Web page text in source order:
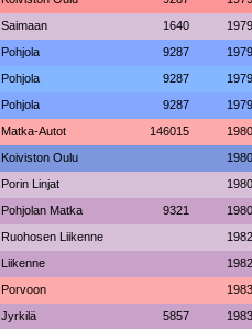
Saimaan 1640 1979
Pohjola 9287 1979
Pohjola 9287 1979
Pohjola 9287 1979
Matka-Autot 146015 1980
Koiviston Oulu 1980
Porin Linjat 1980
Pohjolan Matka 9321 1980
Ruohosen Liikenne 1982
Liikenne 1982
Porvoon 1983
Jyrkilä 5857 1983